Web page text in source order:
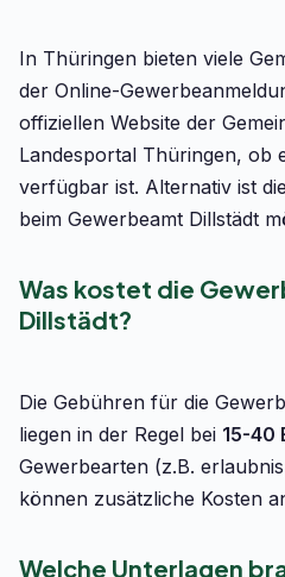
In Thüringen bieten viele
der Online-
offiziellen Website der
Landesportal Thüringen, ob
verfügbar ist. Alternativ ist
beim Gewerbeamt Dillstädt
Was kostet die
Dillstädt?
Die Gebühren für die
liegen in der Regel bei 15-40
Gewerbearten (z.B.
können zusätzliche Kosten
Welche Unterlagen